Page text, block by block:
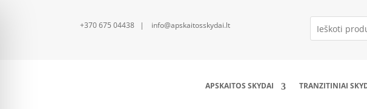
+370 675 04438 | info@apskaitosskydai.lt
APSKAITOS SKYDAI TRANZITINIAI